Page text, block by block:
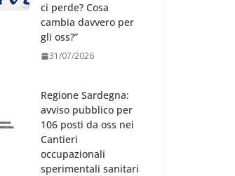
ci perde? Cosa
cambia davvero per
gli oss?”
31/07/2026
Regione Sardegna:
avviso pubblico per
106 posti da oss nei
Cantieri
occupazionali
sperimentali sanitari